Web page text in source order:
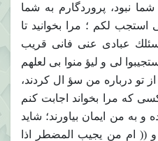
نبود، پروردگارم به شما
لكم ؛ مرا بخوانيد تا
عبادى عنى فانى قريب
لى و ليؤ منوا بى لعلهم
تو درباره من سؤ ال كردند،
كه مرا بخواند اجابت كنم
به من ايمان بياورند؛ شايد
(( ام من يجيب المضطر اذا